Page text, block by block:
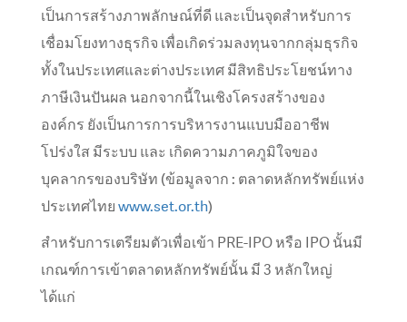
เป็นการสร้างภาพลักษณ์ที่ดี และเป็นจุดสำหรับการ
เชื่อมโยงทางธุรกิจ เพื่อเกิดร่วมลงทุนจากกลุ่มธุรกิจ
ทั้งในประเทศและต่างประเทศ มีสิทธิประโยชน์ทาง
ภาษีเงินปันผล นอกจากนี้ในเชิงโครงสร้างของ
องค์กร ยังเป็นการการบริหารงานแบบมืออาชีพ
โปร่งใส มีระบบ และ เกิดความภาคภูมิใจของ
บุคลากรของบริษัท (ข้อมูลจาก : ตลาดหลักทรัพย์แห่ง
ประเทศไทยwww.set.or.th)
สำหรับการเตรียมตัวเพื่อเข้า PRE-IPO หรือ IPO นั้นมี
เกณฑ์การเข้าตลาดหลักทรัพย์นั้น มี 3 หลักใหญ่
ได้แก่